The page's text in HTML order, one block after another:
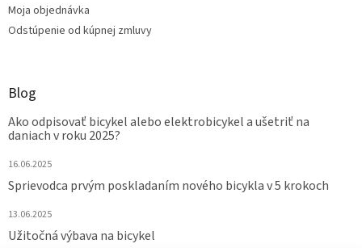
Moja objednávka
Odstúpenie od kúpnej zmluvy
Blog
Ako odpisovať bicykel alebo elektrobicykel a ušetriť na
daniach v roku 2025?
16.06.2025
Sprievodca prvým poskladaním nového bicykla v 5 krokoch
13.06.2025
Užitočná výbava na bicykel